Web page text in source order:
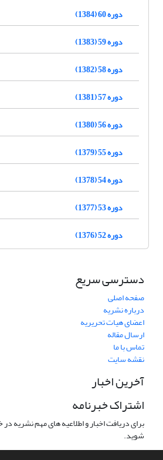
دوره 60 (1384)
دوره 59 (1383)
دوره 58 (1382)
دوره 57 (1381)
دوره 56 (1380)
دوره 55 (1379)
دوره 54 (1378)
دوره 53 (1377)
دوره 52 (1376)
دسترسی سریع
صفحه اصلی
درباره نشریه
اعضای هیات تحریریه
ارسال مقاله
تماس با ما
نقشه سایت
آخرین اخبار
اشتراک خبرنامه
برای دریافت اخبار و اطلاعیه های مهم نشریه
شوید.